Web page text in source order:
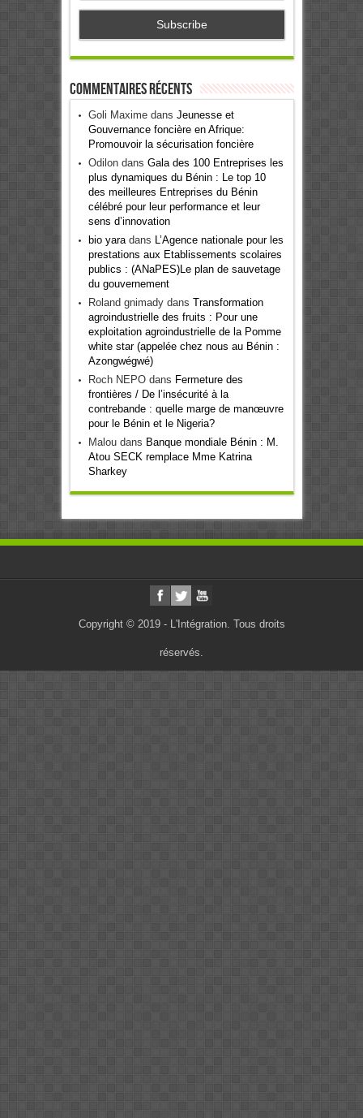
Commentaires récents
Goli Maximedans Jeunesse et
Gouvernance foncière en Afrique:
Promouvoir la sécurisation foncière
Odilondans Gala des 100 Entreprises les
plus dynamiques du Bénin : Le top 10
des meilleures Entreprises du Bénin
célébré pour leur performance et leur
sens d’innovation
bio yaradans L’Agence nationale pour les
prestations aux Etablissements scolaires
publics : (ANaPES)Le plan de sauvetage
du gouvernement
Roland gnimadydans Transformation
agroindustrielle des fruits : Pour une
exploitation agroindustrielle de la Pomme
white star (appelée chez nous au Bénin :
Azongwégwé)
Roch NEPOdans Fermeture des
frontières / De l’insécurité à la
contrebande : quelle marge de manœuvre
pour le Bénin et le Nigeria?
Maloudans Banque mondiale Bénin : M.
Atou SECK remplace Mme Katrina
Sharkey
Copyright © 2019 - L'Intégration. Tous droits
réservés.